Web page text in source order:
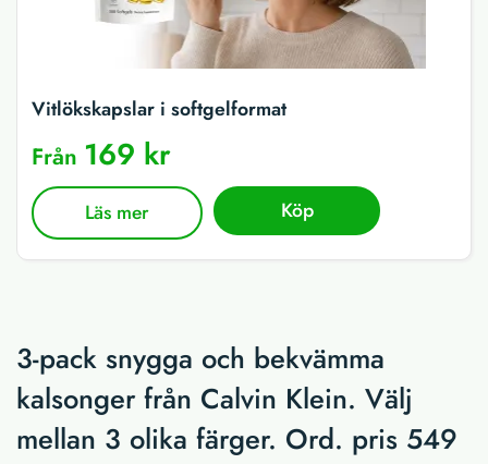
Vitlökskapslar i softgelformat
Från 169 kr
Läs mer Köp
3-pack snygga och bekvämma
kalsonger från Calvin Klein. Välj
mellan 3 olika färger. Ord. pris 549